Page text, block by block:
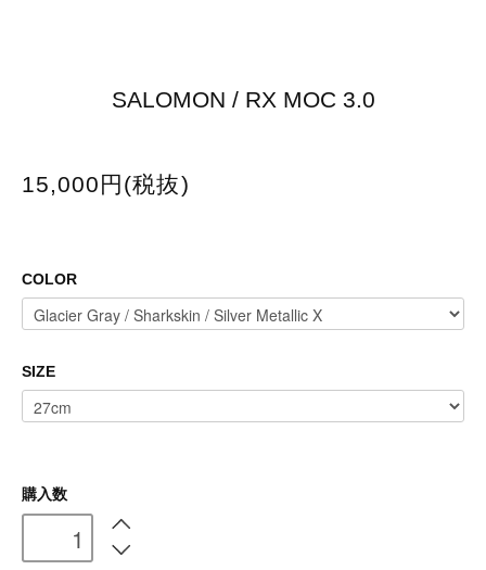
SALOMON / RX MOC 3.0
15,000円(税抜)
COLOR
SIZE
購入数